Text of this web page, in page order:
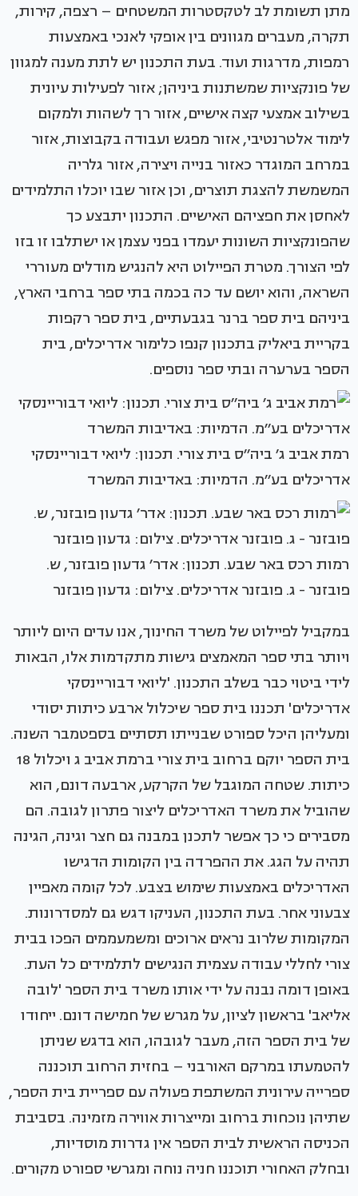
מתן תשומת לב לטקסטרות המשטחים – רצפה, קירות,
תקרה, מעברים מגוונים בין אופקי לאנכי באמצעות
רמפות, מדרגות ועוד. בעת התכנון יש לתת מענה למגוון
של פונקציות שמשתנות ביניהן; אזור לפעילות עיונית
בשילוב אמצעי קצה אישיים, אזור רך לשהות ולמקום
לימוד אלטרנטיבי, אזור מפגש ועבודה בקבוצות, אזור
במרחב המוגדר כאזור בנייה ויצירה, אזור גלריה
המשמשת להצגת תוצרים, וכן אזור שבו יוכלו התלמידים
לאחסן את חפציהם האישיים. התכנון יתבצע כך
שהפונקציות השונות יעמדו בפני עצמן או ישתלבו זו בזו
לפי הצורך. מטרת הפיילוט היא להנגיש מודלים מעוררי
השראה, והוא יושם עד כה בכמה בתי ספר ברחבי הארץ,
ביניהם בית ספר ברנר בגבעתיים, בית ספר רקפות
בקריית ביאליק בתכנון קנפו כלימור אדריכלים, בית
הספר בערערה ובתי ספר נוספים.
רמת אביב ג׳ ביה׳׳ס בית צורי. תכנון: ליואי דבוריינסקי
אדריכלים בע׳׳מ. הדמיות: באדיבות המשרד
רמות רכס באר שבע. תכנון: אדר׳ גדעון פובזנר, ש.
פובזנר - ג. פובזנר אדריכלים. צילום: גדעון פובזנר
במקביל לפיילוט של משרד החינוך, אנו עדים היום ליותר
ויותר בתי ספר המאמצים גישות מתקדמות אלו, הבאות
לידי ביטוי כבר בשלב התכנון. 'ליואי דבוריינסקי
אדריכלים' תכננו בית ספר שיכלול ארבע כיתות יסודי
ומעליהן היכל ספורט שבנייתו תסתיים בספטמבר השנה.
בית הספר יוקם ברחוב בית צורי ברמת אביב ג ויכלול 18
כיתות. שטחה המוגבל של הקרקע, ארבעה דונם, הוא
שהוביל את משרד האדריכלים ליצור פתרון לגובה. הם
מסבירים כי כך אפשר לתכנן במבנה גם חצר וגינה, הגינה
תהיה על הגג. את ההפרדה בין הקומות הדגישו
האדריכלים באמצעות שימוש בצבע. לכל קומה מאפיין
צבעוני אחר. בעת התכנון, העניקו דגש גם למסדרונות.
המקומות שלרוב נראים ארוכים ומשמעממים הפכו בבית
צורי לחללי עבודה עצמית הנגישים לתלמידים כל העת.
באופן דומה נבנה על ידי אותו משרד בית הספר 'לובה
אליאב' בראשון לציון, על מגרש של חמישה דונם. ייחודו
של בית הספר הזה, מעבר לגובהו, הוא בדגש שניתן
להטמעתו במרקם האורבני – בחזית הרחוב תוכננה
ספרייה עירונית המשתפת פעולה עם ספריית בית הספר,
שתיהן נוכחות ברחוב ומייצרות אווירה מזמינה. בסביבת
הכניסה הראשית לבית הספר אין גדרות מוסדיות,
ובחלק האחורי תוכננו חניה נוחה ומגרשי ספורט מקורים.